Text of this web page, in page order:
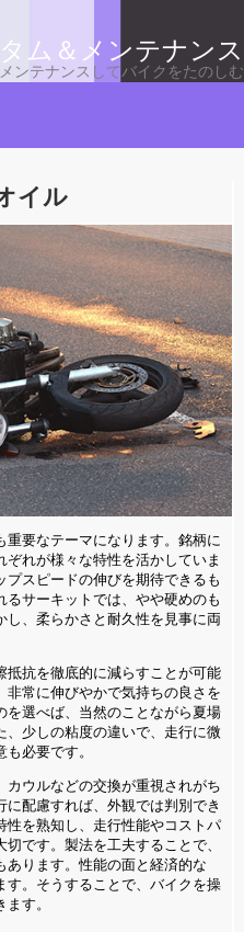
ム＆メンテナンス
ンテナンスしてバイクをたのしむ
イル
要なテーマになります。銘柄に
れが様々な特性を活かしていま
スピードの伸びを期待できるも
サーキットでは、やや硬めのも
、柔らかさと耐久性を見事に両
抵抗を徹底的に減らすことが可能
非常に伸びやかで気持ちの良さを
を選べば、当然のことながら夏場
少しの粘度の違いで、走行に微
必要です。
ウルなどの交換が重視されがち
配慮すれば、外観では判別でき
性を熟知し、走行性能やコストパ
です。製法を工夫することで、
あります。性能の面と経済的な
す。そうすることで、バイクを操
す。